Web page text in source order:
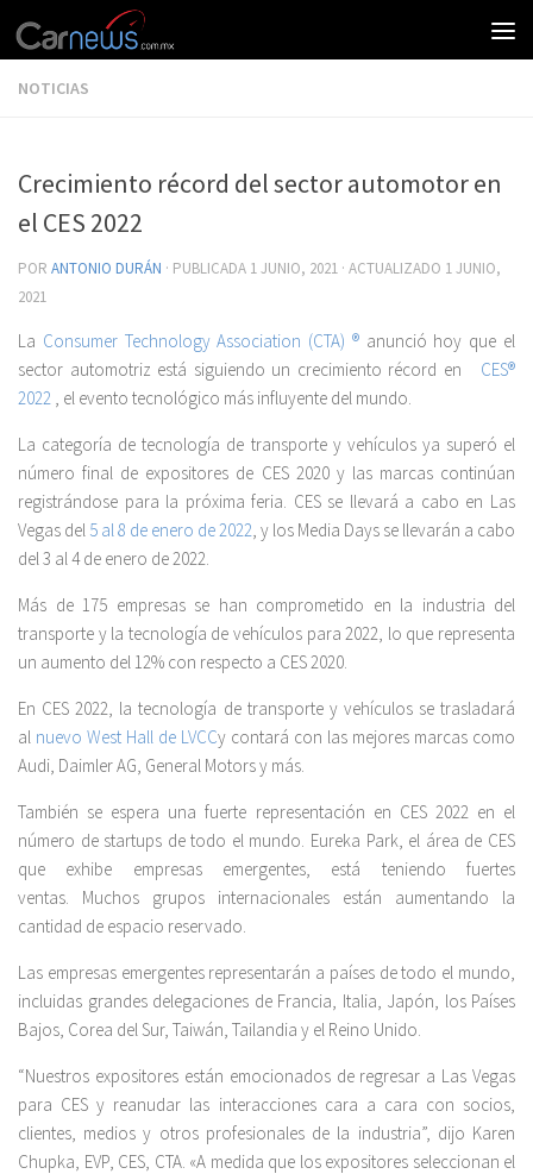
NOTICIAS
Crecimiento récord del sector automotor en
el CES 2022
POR ANTONIO DURÁN · PUBLICADA 1 JUNIO, 2021 · ACTUALIZADO 1 JUNIO,
2021
La Consumer Technology Association (CTA) ®anunció hoy que el
sector automotriz está siguiendo un crecimiento récord en CES®
2022 , el evento tecnológico más influyente del mundo.
La categoría de tecnología de transporte y vehículos ya superó el
número final de expositores de CES 2020 y las marcas continúan
registrándose para la próxima feria. CES se llevará a cabo en Las
Vegas del 5 al 8 de enero de 2022, y los Media Days se llevarán a cabo
del 3 al 4 de enero de 2022.
Más de 175 empresas se han comprometido en la industria del
transporte y la tecnología de vehículos para 2022, lo que representa
un aumento del 12% con respecto a CES 2020.
En CES 2022, la tecnología de transporte y vehículos se trasladará
al nuevo West Hall de LVCCy contará con las mejores marcas como
Audi, Daimler AG, General Motors y más.
También se espera una fuerte representación en CES 2022 en el
número de startups de todo el mundo. Eureka Park, el área de CES
que exhibe empresas emergentes, está teniendo fuertes
ventas. Muchos grupos internacionales están aumentando la
cantidad de espacio reservado.
Las empresas emergentes representarán a países de todo el mundo,
incluidas grandes delegaciones de Francia, Italia, Japón, los Países
Bajos, Corea del Sur, Taiwán, Tailandia y el Reino Unido.
“Nuestros expositores están emocionados de regresar a Las Vegas
para CES y reanudar las interacciones cara a cara con socios,
clientes, medios y otros profesionales de la industria”, dijo Karen
Chupka, EVP, CES, CTA. «A medida que los expositores seleccionan el